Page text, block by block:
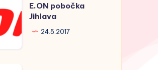
E.ON pobočka
Jihlava
24.5.2017